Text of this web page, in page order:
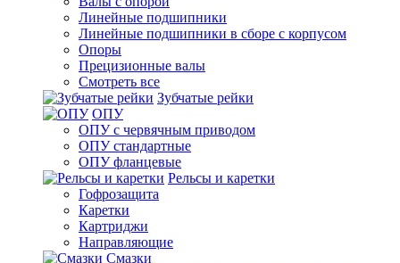
Линейные подшипники
Линейные подшипники в сборе с корпусом
Опоры
Прецизионные валы
Смотреть все
Зубчатые рейки
ОПУ
ОПУ с червячным приводом
ОПУ стандартные
ОПУ фланцевые
Рельсы и каретки
Гофрозащита
Каретки
Картриджи
Направляющие
Смазки